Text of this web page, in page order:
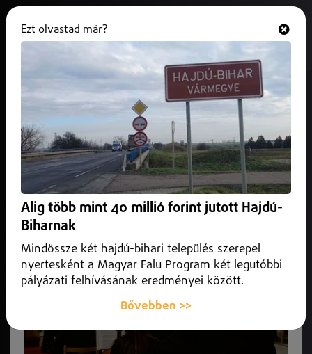
Hatalmas siker volt a Városi
Karácsonyi Koncert
2025. december 16. Nyíregyháza
Városi Karácsonyi Koncert ezúttal a Barokk Karácsony
Ezt olvastad már?
Alig több mint 40 millió forint jutott Hajdú-
Biharnak
Mindössze két hajdú-bihari település szerepel
nyertesként a Magyar Falu Program két legutóbbi
pályázati felhívásának eredményei között.
Bővebben >>